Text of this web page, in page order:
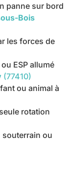
panne sur bord
Bois
les forces de
ESP allumé
(77410)
ou animal à
rotation
ou